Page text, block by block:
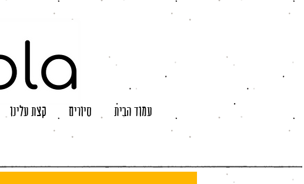
עמוד הבית סיורים קצת עלינו